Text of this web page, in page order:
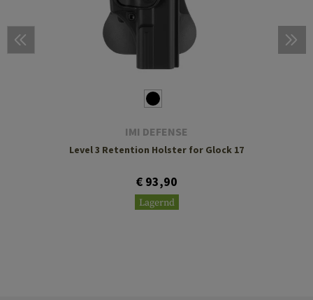
IMI DEFENSE
Level 3 Retention Holster for Glock 17
€ 93,90
Lagernd